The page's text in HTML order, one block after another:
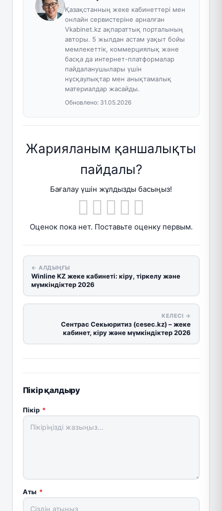
Қазақстанның жеке кабинеттері мен
онлайн сервистеріне арналған
Vkabinet.kz ақпараттық порталының
авторы. 5 жылдан астам уақыт бойы
мемлекеттік, коммерциялық және
басқа да интернет-платформалар
пайдаланушылары үшін
нұсқаулықтар мен анықтамалық
материалдар жасайды.
Обновлено: 31.05.2026
Жарияланым қаншалықты
пайдалы?
Бағалау үшін жұлдызды басыңыз!
Оценок пока нет. Поставьте оценку первым.
← АЛДЫҢҒЫ
Winline KZ жеке кабинеті: кіру, тіркелу және
мүмкіндіктер 2026
КЕЛЕСІ →
Сентрас Секьюритиз (cesec.kz) – жеке
кабинет, кіру және мүмкіндіктер 2026
Пікір қалдыру
Пікір *
Аты *